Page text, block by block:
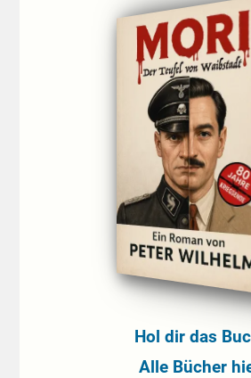
Hol dir das
Alle Bücher